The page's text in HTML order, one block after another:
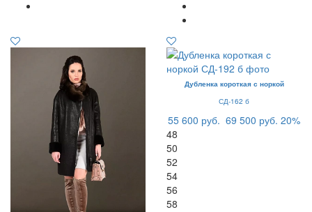
Дубленка короткая с норкой
СД-162 б
55 600 руб. 69 500 руб. 20%
48
50
52
54
56
58